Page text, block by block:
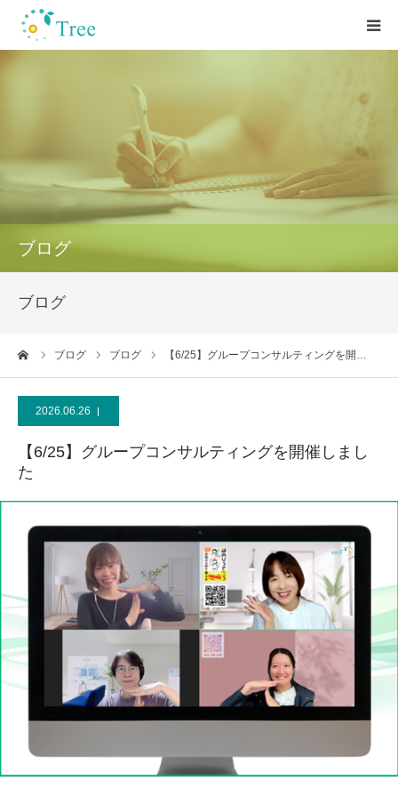
ブログ
ブログ
ブログ ブログ 【6/25】グループコンサルティングを開…
2026.06.26
【6/25】グループコンサルティングを開催しまし
た
心理学の学校Treeについて
お客様の声
カウンセリング/講座